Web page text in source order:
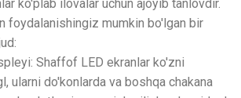
ko'plab ilovalar uchun ajoyib tanlovdir.
foydalanishingiz mumkin bo'lgan bir
Shaffof LED ekranlar ko'zni
ularni do'konlarda va boshqa chakana